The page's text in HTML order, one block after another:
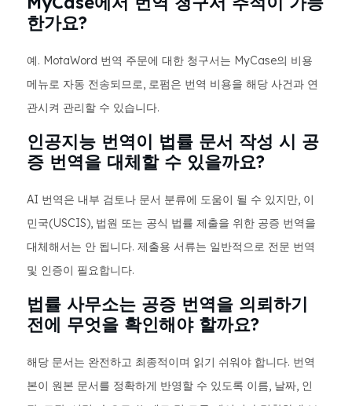
한가요?
예. MotaWord 번역 주문에 대한 청구서는 MyCase의 비용
메뉴로 자동 전송되므로, 로펌은 번역 비용을 해당 사건과 연
관시켜 관리할 수 있습니다.
인공지능 번역이 법률 문서 작성 시 공
증 번역을 대체할 수 있을까요?
AI 번역은 내부 검토나 문서 분류에 도움이 될 수 있지만, 이
민국(USCIS), 법원 또는 공식 법률 제출을 위한 공증 번역을
대체해서는 안 됩니다. 제출용 서류는 일반적으로 전문 번역
및 인증이 필요합니다.
법률 사무소는 공증 번역을 의뢰하기
전에 무엇을 확인해야 할까요?
해당 문서는 완전하고 최종적이며 읽기 쉬워야 합니다. 번역
본이 원본 문서를 정확하게 반영할 수 있도록 이름, 날짜, 인